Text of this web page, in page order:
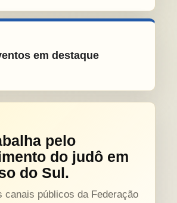
em destaque
pelo
do judô em
do Sul.
canais públicos da Federação